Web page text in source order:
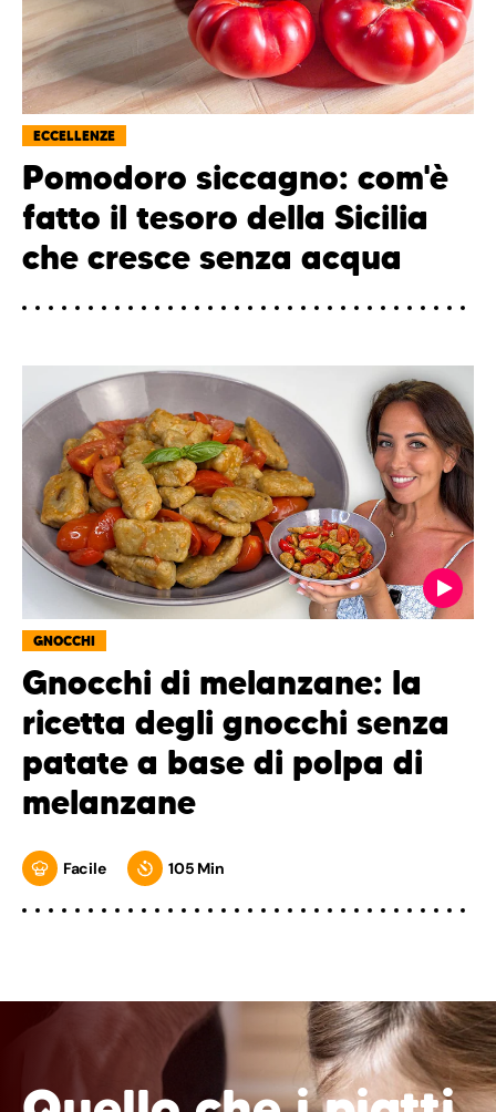
ECCELLENZE
Pomodoro siccagno: com'è
fatto il tesoro della Sicilia
che cresce senza acqua
GNOCCHI
Gnocchi di melanzane: la
ricetta degli gnocchi senza
patate a base di polpa di
melanzane
Facile 105 Min